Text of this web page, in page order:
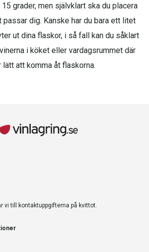
grader, men självklart ska du placera
dig. Kanske har du bara ett litet
ut dina flaskor, i så fall kan du såklart
i köket eller vardagsrummet där
lätt att komma åt flaskorna.
vi till kontaktuppgifterna på kvittot.